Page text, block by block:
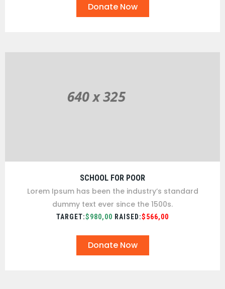
Donate Now
SCHOOL FOR POOR
Lorem Ipsum has been the industry’s standard
dummy text ever since the 1500s.
TARGET:$980,00 RAISED:$566,00
Donate Now